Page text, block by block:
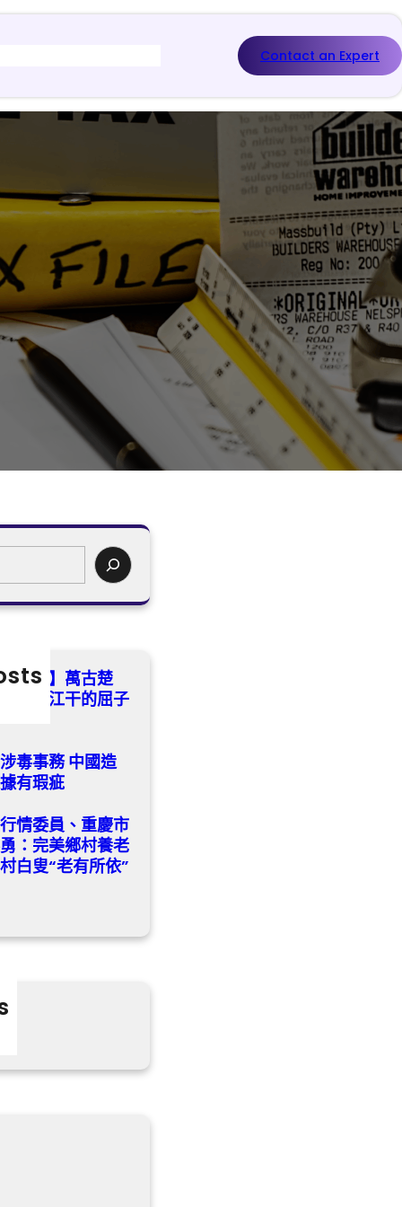
Contact an Expert
小潔】萬古楚
汨羅江干的屈子
毒事務 中國造
有瑕疵
情委員、重慶市
：完美鄉村養老
白叟“老有所依”